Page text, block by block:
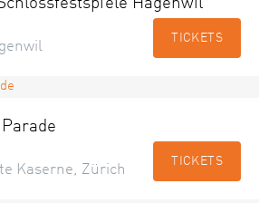
TICKETS
Kaserne, Zürich
TICKETS